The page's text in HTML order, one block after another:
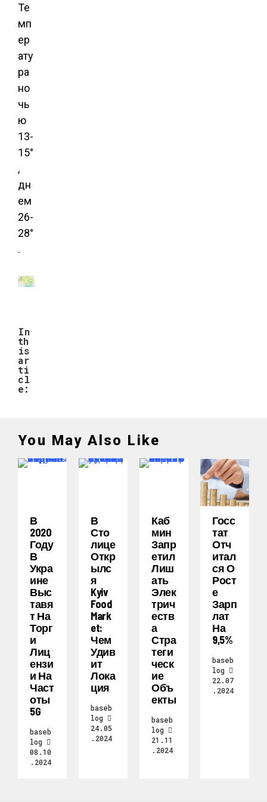
Те
мп
ер
ату
ра
но
чь
ю
13-
15°
,
дн
ем
26-
28°
.
In
th
is
ar
ti
cl
e:
You May Also Like
В
2020
Году
В
Укра
Ине
Выс
Тавя
Т На
Торг
И
Лиц
Ензи
И На
Част
Оты
5G
baseb
log
08.10
.2024
В
Сто
Лице
Откр
Ылс
Я
Kyiv
Food
Mark
Et:
Чем
Удив
Ит
Лока
Ция
baseb
log
24.05
.2024
Каб
Мин
Запр
Етил
Лиш
Ать
Элек
Трич
Еств
А
Стра
Теги
Ческ
Ие
Объ
Екты
baseb
log
21.11
.2024
Госс
Тат
Отч
Итал
Ся О
Рост
Е
Зарп
Лат
На
9,5%
baseb
log
22.07
.2024